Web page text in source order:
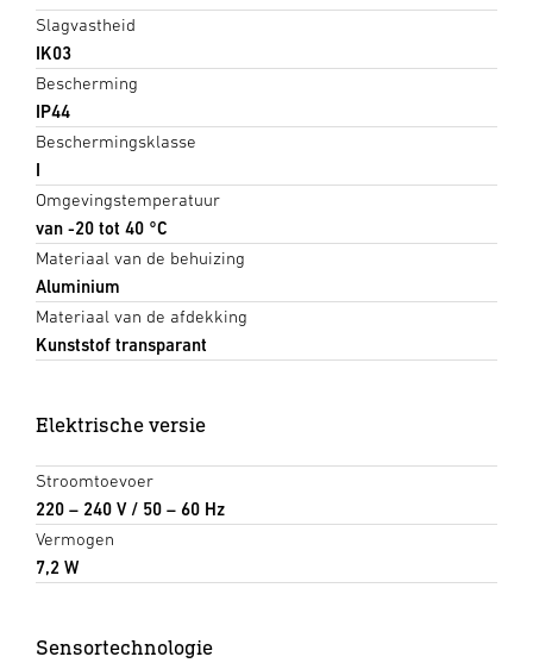
Slagvastheid
IK03
Bescherming
IP44
Beschermingsklasse
I
Omgevingstemperatuur
van -20 tot 40 °C
Materiaal van de behuizing
Aluminium
Materiaal van de afdekking
Kunststof transparant
Elektrische versie
Stroomtoevoer
220 – 240 V / 50 – 60 Hz
Vermogen
7,2 W
Sensortechnologie